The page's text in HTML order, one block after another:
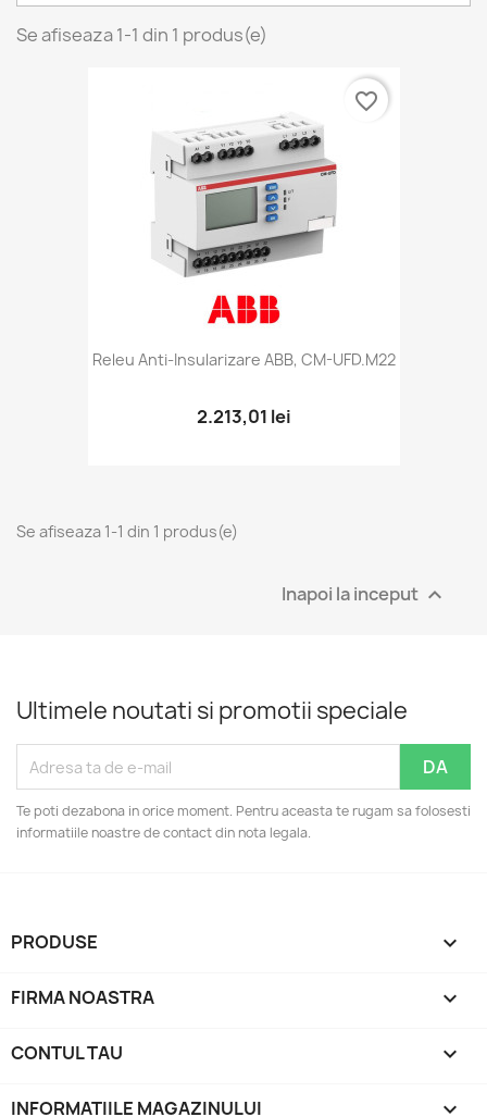
Se afiseaza 1-1 din 1 produs(e)
Releu Anti-Insularizare ABB, CM-UFD.M22
2.213,01 lei
favorite_border
Se afiseaza 1-1 din 1 produs(e)
Inapoi la inceput 
Ultimele noutati si promotii speciale
Te poti dezabona in orice moment. Pentru aceasta te rugam sa folosesti
informatiile noastre de contact din nota legala.
PRODUSE 
FIRMA NOASTRA 
CONTUL TAU 
INFORMATIILE MAGAZINULUI keyboard_arrow_down